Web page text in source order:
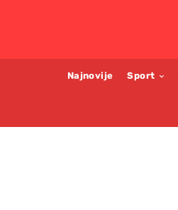
Najnovije Sport